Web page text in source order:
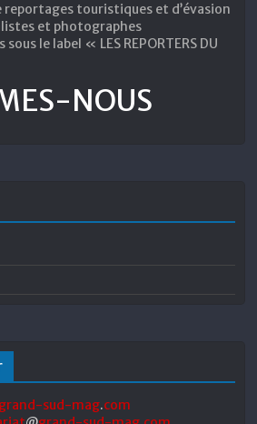
reportages touristiques et d’évasion
et photographes
le label « LES REPORTERS DU
NOUS
grand-sud-mag.com